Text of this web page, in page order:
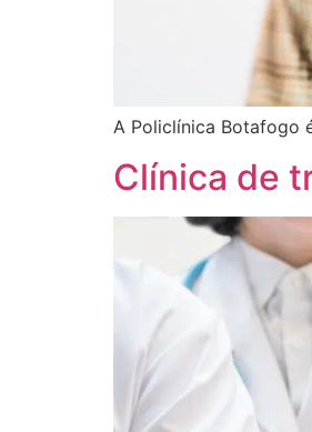
A Policlínica Botafogo
Clínica de